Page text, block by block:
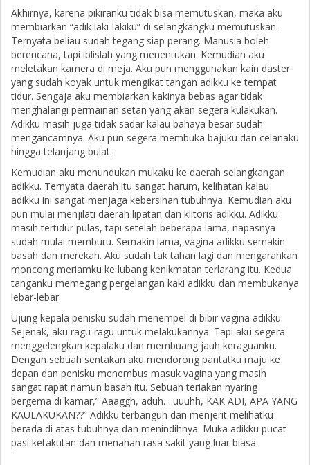
Akhirnya, karena pikiranku tidak bisa memutuskan, maka aku
membiarkan “adik laki-lakiku” di selangkangku memutuskan.
Ternyata beliau sudah tegang siap perang. Manusia boleh
berencana, tapi iblislah yang menentukan. Kemudian aku
meletakan kamera di meja. Aku pun menggunakan kain daster
yang sudah koyak untuk mengikat tangan adikku ke tempat
tidur. Sengaja aku membiarkan kakinya bebas agar tidak
menghalangi permainan setan yang akan segera kulakukan.
Adikku masih juga tidak sadar kalau bahaya besar sudah
mengancamnya. Aku pun segera membuka bajuku dan celanaku
hingga telanjang bulat.
Kemudian aku menundukan mukaku ke daerah selangkangan
adikku. Ternyata daerah itu sangat harum, kelihatan kalau
adikku ini sangat menjaga kebersihan tubuhnya. Kemudian aku
pun mulai menjilati daerah lipatan dan klitoris adikku. Adikku
masih tertidur pulas, tapi setelah beberapa lama, napasnya
sudah mulai memburu. Semakin lama, vagina adikku semakin
basah dan merekah. Aku sudah tak tahan lagi dan mengarahkan
moncong meriamku ke lubang kenikmatan terlarang itu. Kedua
tanganku memegang pergelangan kaki adikku dan membukanya
lebar-lebar.
Ujung kepala penisku sudah menempel di bibir vagina adikku.
Sejenak, aku ragu-ragu untuk melakukannya. Tapi aku segera
menggelengkan kepalaku dan membuang jauh keraguanku.
Dengan sebuah sentakan aku mendorong pantatku maju ke
depan dan penisku menembus masuk vagina yang masih
sangat rapat namun basah itu. Sebuah teriakan nyaring
bergema di kamar,” Aaaggh, aduh….uuuhh, KAK ADI, APA YANG
KAULAKUKAN??” Adikku terbangun dan menjerit melihatku
berada di atas tubuhnya dan menindihnya. Muka adikku pucat
pasi ketakutan dan menahan rasa sakit yang luar biasa.